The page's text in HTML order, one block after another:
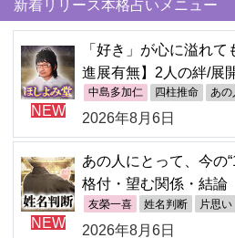
新着リリース本格占いメニュー
NEW
「好き」が心に溢れ
進展有無】2人の絆/展
中島多加仁 四柱推命 あの
2026年8月6日
NEW
あの人にとって、今
格付・望む関係・結論
友榮一喜 姓名判断 片思い
2026年8月6日